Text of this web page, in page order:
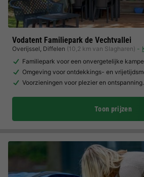
Vodatent Familiepark de Vechtvallei
Overijssel, Diffelen (10,2 km van Slagharen)
Familiepark voor een onvergetelijke
Omgeving voor ontdekkings- en
Voorzieningen voor plezier en
Toon prijzen